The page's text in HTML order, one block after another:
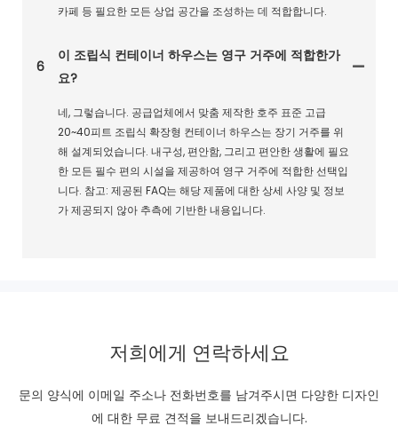
카페 등 필요한 모든 상업 공간을 조성하는 데 적합합니다.
6
이 조립식 컨테이너 하우스는 영구 거주에 적합한가
요?
네, 그렇습니다. 공급업체에서 맞춤 제작한 호주 표준 고급
20~40피트 조립식 확장형 컨테이너 하우스는 장기 거주를 위
해 설계되었습니다. 내구성, 편안함, 그리고 편안한 생활에 필요
한 모든 필수 편의 시설을 제공하여 영구 거주에 적합한 선택입
니다. 참고: 제공된 FAQ는 해당 제품에 대한 상세 사양 및 정보
가 제공되지 않아 추측에 기반한 내용입니다.
저희에게 연락하세요
문의 양식에 이메일 주소나 전화번호를 남겨주시면 다양한 디자인
에 대한 무료 견적을 보내드리겠습니다.